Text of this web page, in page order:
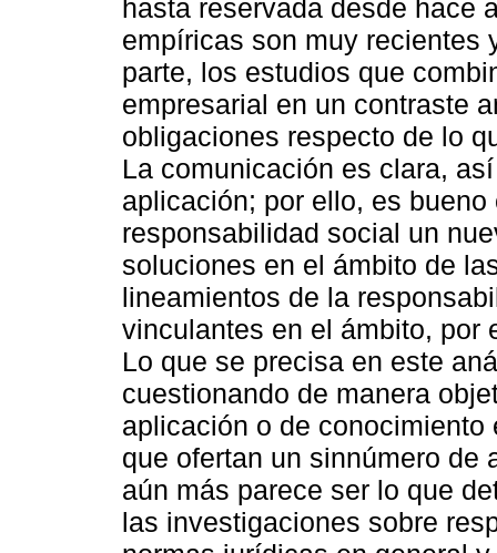
hasta reservada desde hace
empíricas son muy recientes
parte, los estudios que
empresarial en un contraste
obligaciones respecto de lo
La comunicación es clara,
aplicación; por ello, es
responsabilidad social un
soluciones en el ámbito de
lineamientos de la
vinculantes en el ámbito, por
Lo que se precisa en este
cuestionando de manera
aplicación o de
que ofertan un sinnúmero de
aún más parece ser lo que
las investigaciones sobre